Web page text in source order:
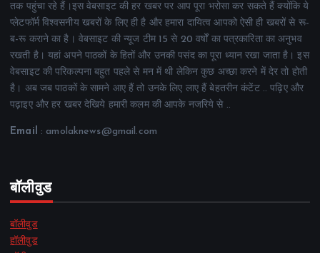
तक पहुंचा रहे हैं।इस वेबसाइट की हर खबर पर आप पूरा भरोसा कर सकते हैं क्योंकि ये
प्लेटफॉर्म विश्वसनीय खबरों के लिए ही है और हमारा दायित्व आपको ऐसी ही खबरों से रू-
ब-रू कराने का है। वेबसाइट की न्यूज टीम 15 से 20 वर्षों का पत्रकारिता का अनुभव
रखती है। यहां अपने पाठकों के हितों और उनकी पसंद का पूरा ध्यान रखा जाता है। इस
वेबसाइट की परिकल्पना बहुत पहले से मन में थी लेकिन कुछ अच्छा करने में देर तो होती
है। अब जब पाठकों के सामने आए हैं तो उनके लिए लाए हैं बेहतरीन कंटेंट .. पढ़िए और
पढ़ाइए और हर खबर देखिये हमारी कलम की आपके नजरिये से ..
Email : amolaknews@gmail.com
बॉलीवुड
बॉलीवुड
हॉलीवुड